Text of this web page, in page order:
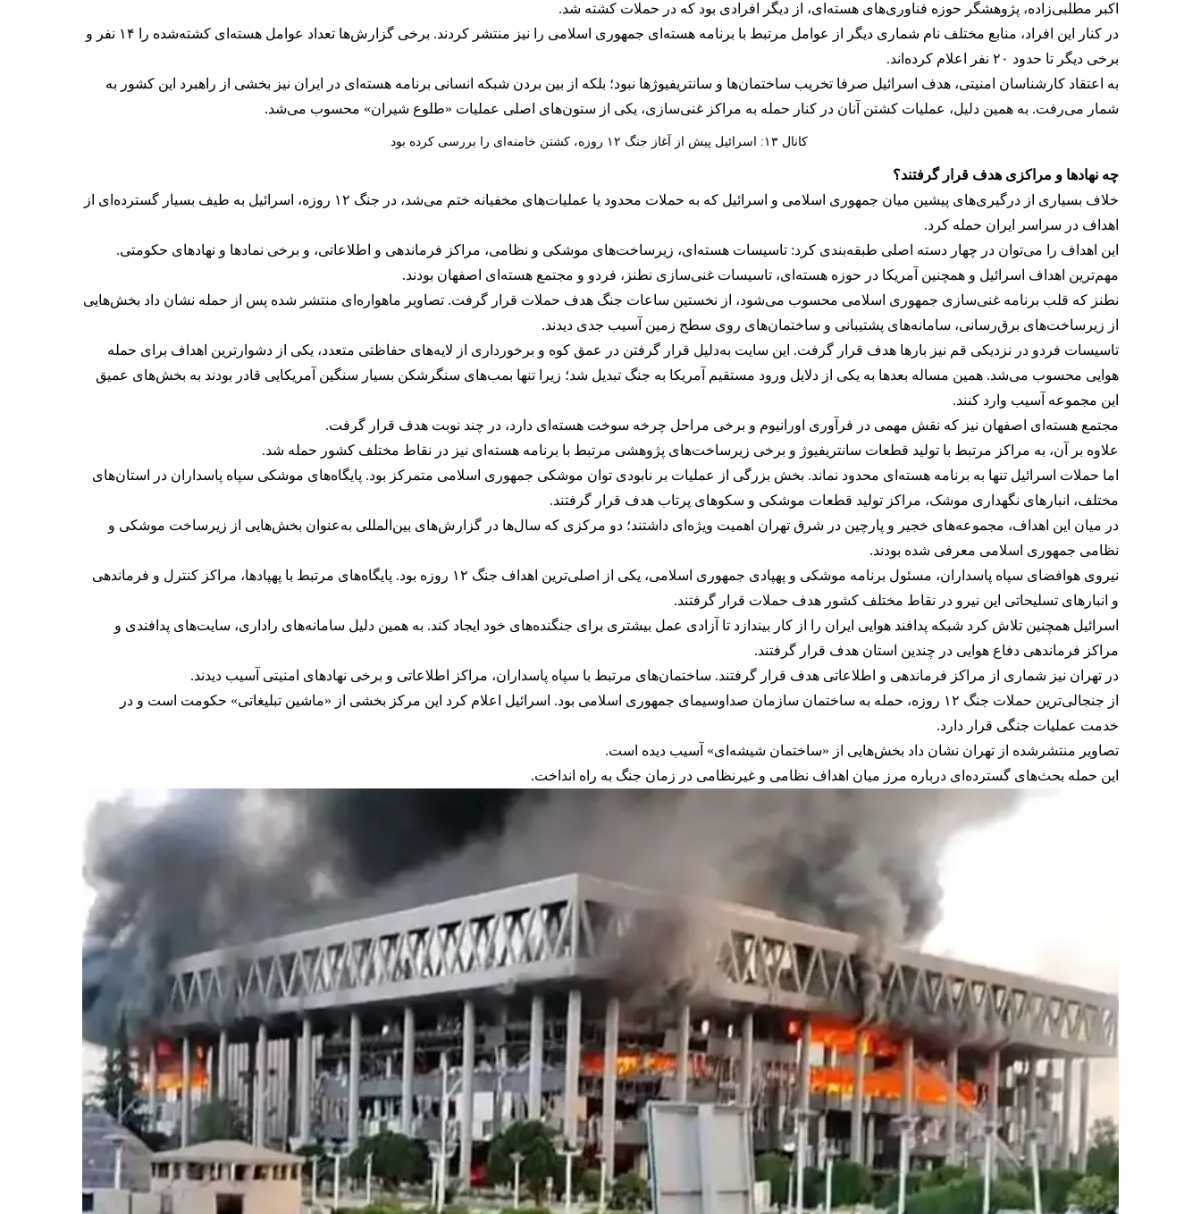
اکبر مطلبی‌زاده، پژوهشگر حوزه فناوری‌های هسته‌ای، از دیگر افرادی بود که در حملات کشته شد.
در کنار این افراد، منابع مختلف نام شماری دیگر از عوامل مرتبط با برنامه هسته‌ای جمهوری اسلامی را نیز منتشر کردند. برخی گزارش‌ها تعداد عوامل هسته‌ای کشته‌شده را ۱۴ نفر و
برخی دیگر تا حدود ۲۰ نفر اعلام کرده‌اند.
به اعتقاد کارشناسان امنیتی، هدف اسرائیل صرفا تخریب ساختمان‌ها و سانتریفیوژها نبود؛ بلکه از بین بردن شبکه انسانی برنامه هسته‌ای در ایران نیز بخشی از راهبرد این کشور به
شمار می‌رفت. به همین دلیل، عملیات کشتن آنان در کنار حمله به مراکز غنی‌سازی، یکی از ستون‌های اصلی عملیات «طلوع شیران» محسوب می‌شد.
کانال ۱۳: اسرائیل پیش از آغاز جنگ ۱۲ روزه، کشتن خامنه‌ای را بررسی کرده بود
چه نهادها و مراکزی هدف قرار گرفتند؟
خلاف بسیاری از درگیری‌های پیشین میان جمهوری اسلامی و اسرائیل که به حملات محدود یا عملیات‌های مخفیانه ختم می‌شد، در جنگ ۱۲ روزه، اسرائیل به
طیف بسیار گسترده‌ای از
اهداف در سراسر ایران حمله کرد.
این اهداف را می‌توان در چهار دسته اصلی طبقه‌بندی کرد: تاسیسات هسته‌ای، زیرساخت‌های موشکی و نظامی، مراکز فرماندهی و اطلاعاتی، و برخی نمادها و نهادهای حکومتی.
مهم‌ترین اهداف اسرائیل و همچنین آمریکا در حوزه هسته‌ای، تاسیسات غنی‌سازی نطنز، فردو و مجتمع هسته‌ای اصفهان بودند.
نطنز که قلب برنامه غنی‌سازی جمهوری اسلامی محسوب می‌شود، از نخستین ساعات جنگ هدف حملات قرار گرفت. تصاویر ماهواره‌ای منتشر شده پس از حمله نشان داد بخش‌هایی
از زیرساخت‌های برق‌رسانی، سامانه‌های پشتیبانی و ساختمان‌های روی سطح زمین آسیب جدی دیدند.
تاسیسات فردو در نزدیکی قم نیز بارها هدف قرار گرفت. این سایت به‌دلیل قرار گرفتن در عمق کوه و برخورداری از لایه‌های حفاظتی متعدد، یکی از دشوارترین اهداف برای حمله
هوایی محسوب می‌شد. همین مساله بعدها به یکی از دلایل ورود مستقیم آمریکا به جنگ تبدیل شد؛ زیرا تنها بمب‌های سنگرشکن بسیار سنگین آمریکایی قادر بودند به بخش‌های عمیق
این مجموعه آسیب وارد کنند.
مجتمع هسته‌ای اصفهان نیز که نقش مهمی در فرآوری اورانیوم و برخی مراحل چرخه سوخت هسته‌ای دارد، در چند نوبت هدف قرار گرفت.
علاوه بر آن، به مراکز مرتبط با تولید قطعات سانتریفیوژ و برخی زیرساخت‌های پژوهشی مرتبط با برنامه هسته‌ای نیز در نقاط مختلف کشور حمله شد.
اما حملات اسرائیل تنها به برنامه هسته‌ای محدود نماند. بخش بزرگی از عملیات بر نابودی توان موشکی جمهوری اسلامی متمرکز بود. پایگاه‌های موشکی سپاه پاسداران در استان‌های
مختلف، انبارهای نگهداری موشک، مراکز تولید قطعات موشکی و سکوهای پرتاب هدف قرار گرفتند.
در میان این اهداف، مجموعه‌های خجیر و پارچین در شرق تهران اهمیت ویژه‌ای داشتند؛ دو مرکزی که سال‌ها در گزارش‌های بین‌المللی به‌عنوان بخش‌هایی از زیرساخت موشکی و
نظامی جمهوری اسلامی معرفی شده بودند.
نیروی هوافضای سپاه پاسداران، مسئول برنامه موشکی و پهپادی جمهوری اسلامی، یکی از اصلی‌ترین اهداف جنگ ۱۲ روزه بود. پایگاه‌های مرتبط با پهپادها، مراکز کنترل و فرماندهی
و انبارهای تسلیحاتی این نیرو در نقاط مختلف کشور هدف حملات قرار گرفتند.
اسرائیل همچنین تلاش کرد شبکه پدافند هوایی ایران را از کار بیندازد تا آزادی عمل بیشتری برای جنگنده‌های خود ایجاد کند. به همین دلیل سامانه‌های راداری، سایت‌های پدافندی و
مراکز فرماندهی دفاع هوایی در چندین استان هدف قرار گرفتند.
در تهران نیز شماری از مراکز فرماندهی و اطلاعاتی هدف قرار گرفتند. ساختمان‌های مرتبط با سپاه پاسداران، مراکز اطلاعاتی و برخی نهادهای امنیتی آسیب دیدند.
از جنجالی‌ترین حملات جنگ ۱۲ روزه، حمله به ساختمان سازمان صداوسیمای جمهوری اسلامی بود. اسرائیل اعلام کرد این مرکز بخشی از «ماشین تبلیغاتی» حکومت است و در
خدمت عملیات جنگی قرار دارد.
تصاویر منتشرشده از تهران نشان داد بخش‌هایی از «ساختمان شیشه‌ای» آسیب دیده است.
این حمله بحث‌های گسترده‌ای درباره مرز میان اهداف نظامی و غیرنظامی در زمان جنگ به راه انداخت.